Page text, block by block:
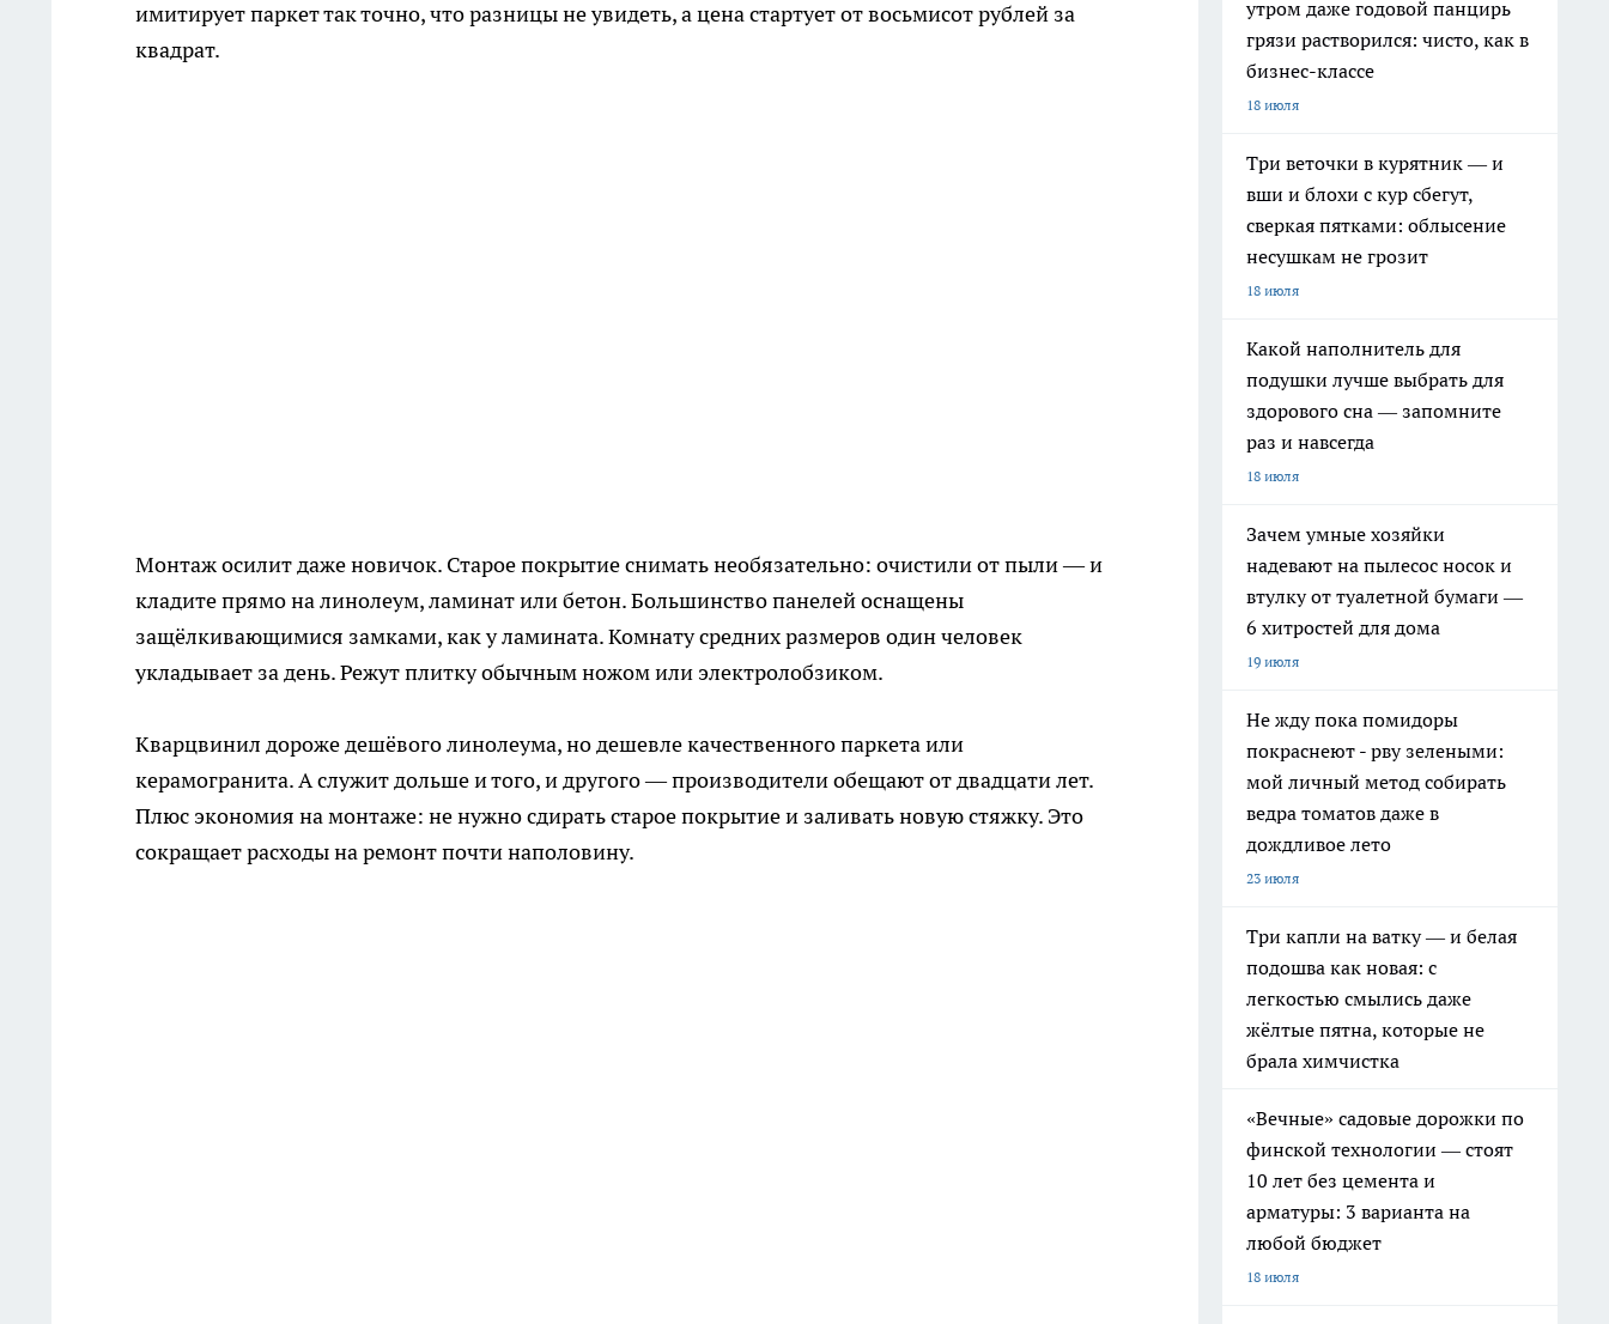
имитирует паркет так точно, что разницы не увидеть, а цена стартует от восьмисот рублей за
квадрат.
Монтаж осилит даже новичок. Старое покрытие снимать необязательно: очистили от пыли — и
кладите прямо на линолеум, ламинат или бетон. Большинство панелей оснащены
защёлкивающимися замками, как у ламината. Комнату средних размеров один человек
укладывает за день. Режут плитку обычным ножом или электролобзиком.
Кварцвинил дороже дешёвого линолеума, но дешевле качественного паркета или
керамогранита. А служит дольше и того, и другого — производители обещают от двадцати лет.
Плюс экономия на монтаже: не нужно сдирать старое покрытие и заливать новую стяжку. Это
сокращает расходы на ремонт почти наполовину.
утром даже годовой панцирь
грязи растворился: чисто, как в
бизнес-классе
18 июля
Три веточки в курятник — и
вши и блохи с кур сбегут,
сверкая пятками: облысение
несушкам не грозит
18 июля
Какой наполнитель для
подушки лучше выбрать для
здорового сна — запомните
раз и навсегда
18 июля
Зачем умные хозяйки
надевают на пылесос носок и
втулку от туалетной бумаги —
6 хитростей для дома
19 июля
Не жду пока помидоры
покраснеют - рву зелеными:
мой личный метод собирать
ведра томатов даже в
дождливое лето
23 июля
Три капли на ватку — и белая
подошва как новая: с
легкостью смылись даже
жёлтые пятна, которые не
брала химчистка
«Вечные» садовые дорожки по
финской технологии — стоят
10 лет без цемента и
арматуры: 3 варианта на
любой бюджет
18 июля